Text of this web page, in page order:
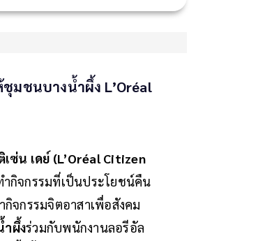
มชนบางน้ำผึ้ง L’Oréal
ซ่น เดย์ (L’Oréal Citizen
ำกิจกรรมที่เป็นประโยชน์คืน
กิจกรรมจิตอาสาเพื่อสังคม
ผึ้งร่วมกับพนักงานลอรีอัล